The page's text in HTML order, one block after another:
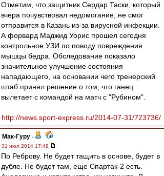
Отметим, что защитник Сердар Таски, который
вчера почувствовал недомогание, не смог
отправится в Казань из-за вирусной инфекции.
А форвард Маджид Уорис прошел сегодня
контрольное УЗИ по поводу повреждения
мышцы бедра. Обследование показало
значительное улучшение состояния
нападающего, на основании чего тренерский
штаб принял решение о том, что ганец
вылетает с командой на матч с "Рубином".
http://news.sport-express.ru/2014-07-31/723736/
Мак-Гуру -
31 июл 2014 17:48
По Реброву. Не будет тащить в основе, будет в
дубле. Не будет там, еще Спартак-2 есть.